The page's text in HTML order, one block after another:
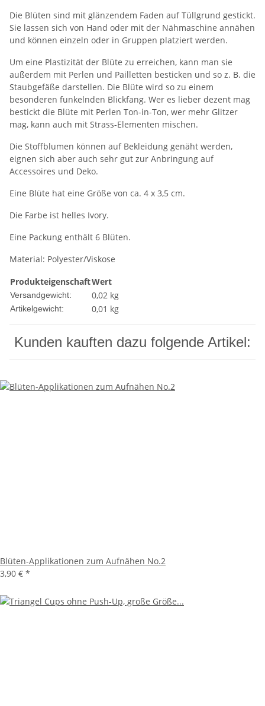
Die Blüten sind mit glänzendem Faden auf Tüllgrund gestickt.
Sie lassen sich von Hand oder mit der Nähmaschine annähen
und können einzeln oder in Gruppen platziert werden.
Um eine Plastizität der Blüte zu erreichen, kann man sie
außerdem mit Perlen und Pailletten besticken und so z. B. die
Staubgefäße darstellen. Die Blüte wird so zu einem
besonderen funkelnden Blickfang. Wer es lieber dezent mag
bestickt die Blüte mit Perlen Ton-in-Ton, wer mehr Glitzer
mag, kann auch mit Strass-Elementen mischen.
Die Stoffblumen können auf Bekleidung genäht werden,
eignen sich aber auch sehr gut zur Anbringung auf
Accessoires und Deko.
Eine Blüte hat eine Größe von ca. 4 x 3,5 cm.
Die Farbe ist helles Ivory.
Eine Packung enthält 6 Blüten.
Material: Polyester/Viskose
ProdukteigenschaftWert
Versandgewicht: 0,02 kg
Artikelgewicht: 0,01 kg
Kunden kauften dazu folgende Artikel:
Blüten-Applikationen zum Aufnähen No.2
3,90 € *